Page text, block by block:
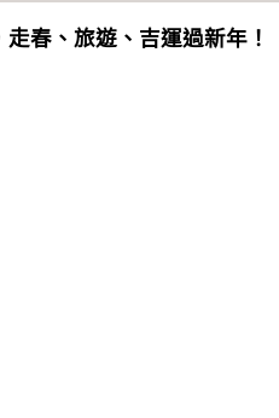
春、旅遊、吉運過新年！